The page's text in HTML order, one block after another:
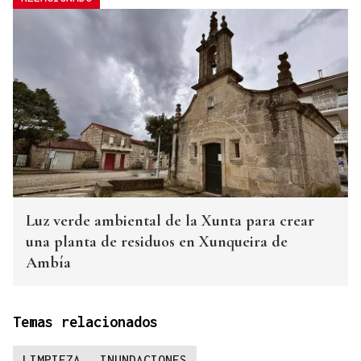
Luz verde ambiental de la Xunta para crear
una planta de residuos en Xunqueira de
Ambía
Temas relacionados